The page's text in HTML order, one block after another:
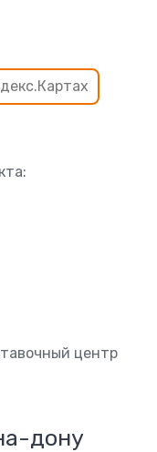
центр
дону